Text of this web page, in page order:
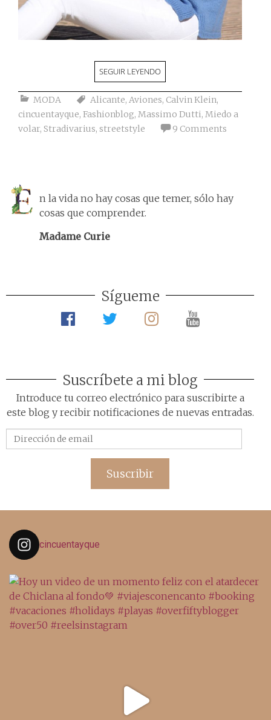
SEGUIR LEYENDO
MODA Alicante, Aviones, Calvin Klein,
cincuentayque, Fashionblog, Massimo Dutti, Miedo a
volar, Stradivarius, streetstyle 9 Comments
n la vida no hay cosas que temer, sólo hay
cosas que comprender.
Madame Curie
Sígueme
Suscríbete a mi blog
Introduce tu correo electrónico para suscribirte a
este blog y recibir notificaciones de nuevas entradas.
de
Suscribir
cincuentayque